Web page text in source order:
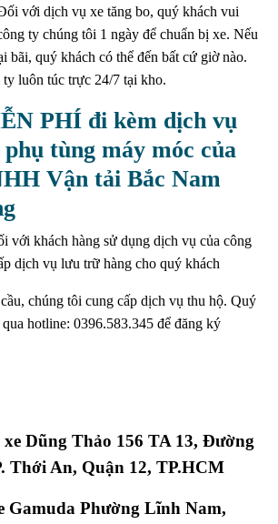
với dịch vụ xe tăng bo, quý khách vui
ty chúng tôi 1 ngày để chuẩn bị xe. Nếu
bãi, quý khách có thể đến bất cứ giờ nào.
luôn túc trực 24/7 tại kho.
PHÍ đi kèm dịch vụ
tùng máy móc của
Vận tải Bắc Nam
với khách hàng sử dụng dịch vụ của công
dịch vụ lưu trữ hàng cho quý khách
chúng tôi cung cấp dịch vụ thu hộ. Quý
hotline: 0396.583.345 để đăng ký
Dũng Thảo 156 TA 13, Đường
Thới An, Quận 12, TP.HCM
Gamuda Phường Lĩnh Nam,